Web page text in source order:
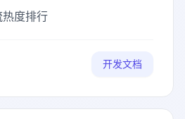
热度排行
开发文档